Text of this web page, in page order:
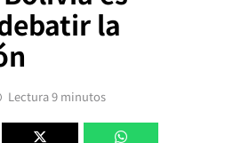
la
Lectura 9 minutos